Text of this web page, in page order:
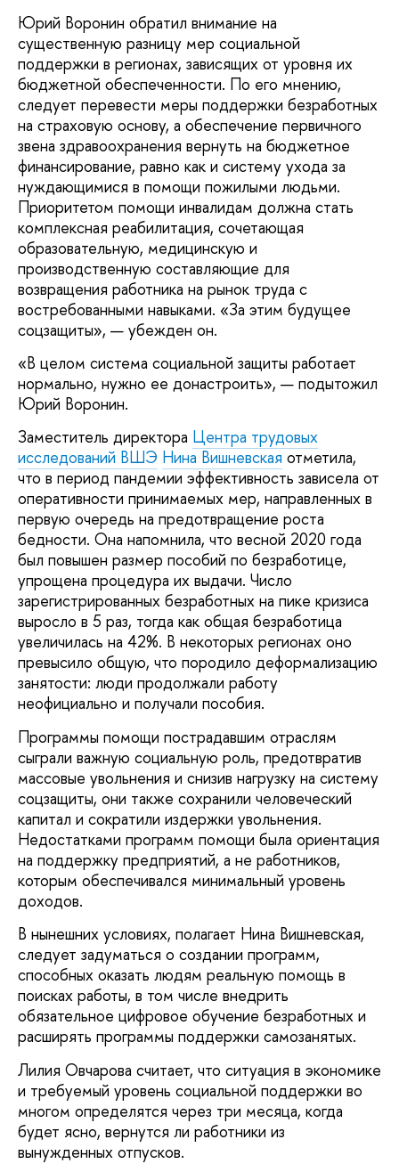
Юрий Воронин обратил внимание на
существенную разницу мер социальной
поддержки в регионах, зависящих от уровня их
бюджетной обеспеченности. По его мнению,
следует перевести меры поддержки безработных
на страховую основу, а обеспечение первичного
звена здравоохранения вернуть на бюджетное
финансирование, равно как и систему ухода за
нуждающимися в помощи пожилыми людьми.
Приоритетом помощи инвалидам должна стать
комплексная реабилитация, сочетающая
образовательную, медицинскую и
производственную составляющие для
возвращения работника на рынок труда с
востребованными навыками. «За этим будущее
соцзащиты», — убежден он.
«В целом система социальной защиты работает
нормально, нужно ее донастроить», — подытожил
Юрий Воронин.
Заместитель директора Центра трудовых
исследований ВШЭ Нина Вишневская отметила,
что в период пандемии эффективность зависела от
оперативности принимаемых мер, направленных в
первую очередь на предотвращение роста
бедности. Она напомнила, что весной 2020 года
был повышен размер пособий по безработице,
упрощена процедура их выдачи. Число
зарегистрированных безработных на пике кризиса
выросло в 5 раз, тогда как общая безработица
увеличилась на 42%. В некоторых регионах оно
превысило общую, что породило деформализацию
занятости: люди продолжали работу
неофициально и получали пособия.
Программы помощи пострадавшим отраслям
сыграли важную социальную роль, предотвратив
массовые увольнения и снизив нагрузку на систему
соцзащиты, они также сохранили человеческий
капитал и сократили издержки увольнения.
Недостатками программ помощи была ориентация
на поддержку предприятий, а не работников,
которым обеспечивался минимальный уровень
доходов.
В нынешних условиях, полагает Нина Вишневская,
следует задуматься о создании программ,
способных оказать людям реальную помощь в
поисках работы, в том числе внедрить
обязательное цифровое обучение безработных и
расширять программы поддержки самозанятых.
Лилия Овчарова считает, что ситуация в экономике
и требуемый уровень социальной поддержки во
многом определятся через три месяца, когда
будет ясно, вернутся ли работники из
вынужденных отпусков.